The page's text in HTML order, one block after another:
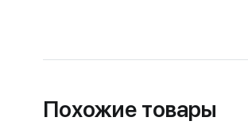
Похожие товары